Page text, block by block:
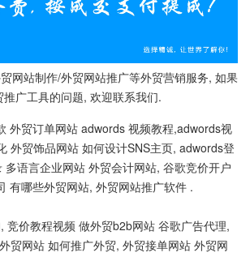
网站制作/外贸网站推广等外贸营销服务, 如果
广工具的问题, 欢迎联系我们.
外贸订单网站 adwords 视频教程,adwords视
外贸饰品网站 如何设计SNS主页, adwords登
语言企业网站 外贸会计网站, 谷歌竞价开户
有哪些外贸网站, 外贸网站推广软件 .
竞价教程视频 做外贸b2b网站 谷歌广告代理,
贸网站 如何推广外贸, 外贸接单网站 外贸网